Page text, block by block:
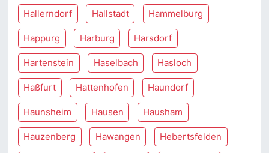
Hallerndorf Hallstadt Hammelburg
Happurg Harburg Harsdorf
Hartenstein Haselbach Hasloch
Haßfurt Hattenhofen Haundorf
Haunsheim Hausen Hausham
Hauzenberg Hawangen Hebertsfelden